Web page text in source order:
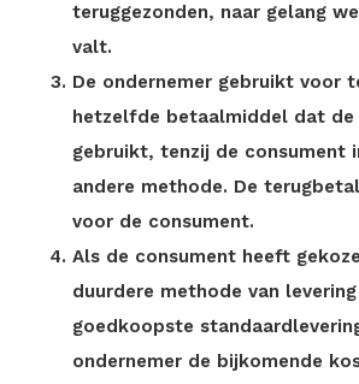
teruggezonden, naar gelang
valt.
De ondernemer gebruikt voor
hetzelfde betaalmiddel dat
gebruikt, tenzij de consument
andere methode. De
voor de consument.
Als de consument heeft
duurdere methode van
goedkoopste
ondernemer de bijkomende